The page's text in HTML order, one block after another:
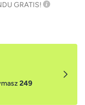
GRATIS!
249